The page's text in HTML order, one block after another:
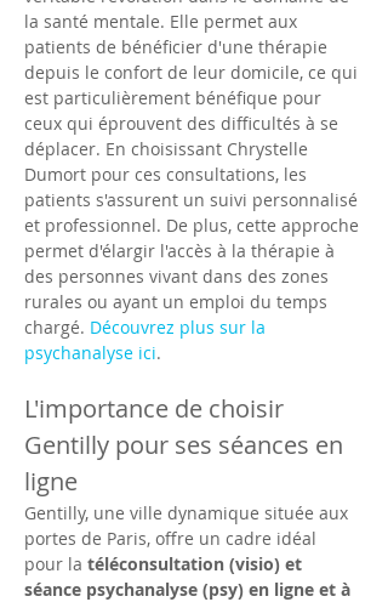
la santé mentale. Elle permet aux
patients de bénéficier d'une thérapie
depuis le confort de leur domicile, ce qui
est particulièrement bénéfique pour
ceux qui éprouvent des difficultés à se
déplacer. En choisissant Chrystelle
Dumort pour ces consultations, les
patients s'assurent un suivi personnalisé
et professionnel. De plus, cette approche
permet d'élargir l'accès à la thérapie à
des personnes vivant dans des zones
rurales ou ayant un emploi du temps
chargé. Découvrez plus sur la
psychanalyse ici.
L'importance de choisir
Gentilly pour ses séances en
ligne
Gentilly, une ville dynamique située aux
portes de Paris, offre un cadre idéal
pour la téléconsultation (visio) et
séance psychanalyse (psy) en ligne et à